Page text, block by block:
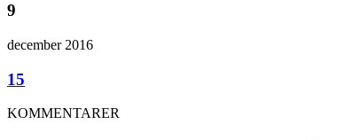
9
december 2016
15
KOMMENTARER